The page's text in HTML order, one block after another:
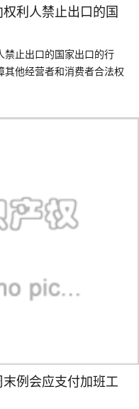
权利人禁止出口的国
禁止出口的国家出口的行
他经营者和消费者合法权
末例会应支付加班工